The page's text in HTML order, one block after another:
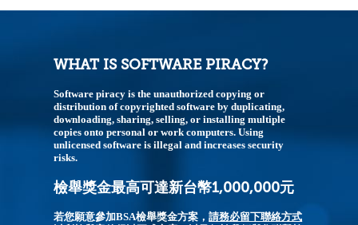
WHAT IS SOFTWARE PIRACY?
Software piracy is the unauthorized copying or
distribution of copyrighted software by duplicating,
downloading, sharing, selling, or installing multiple
copies onto personal or work computers. Using
unlicensed software is illegal and increases security
risks.
檢舉獎金最高可達新台幣1,000,000元
若您願意參加BSA檢舉獎金方案，請務必留下聯絡方式